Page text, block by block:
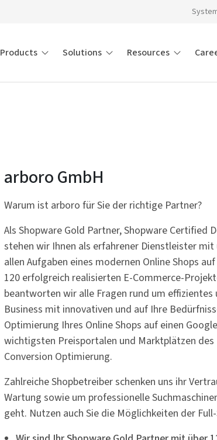
Products Solutions Resources
arboro GmbH
Warum ist arboro für Sie der richtige Partner?
Als Shopware Gold Partner, Shopware Certified
stehen wir Ihnen als erfahrener Dienstleister mit
allen Aufgaben eines modernen Online Shops
120 erfolgreich realisierten E-Commerce-
beantworten wir alle Fragen rund um
Business mit innovativen und auf Ihre
Optimierung Ihres Online Shops auf einen
wichtigsten Preisportalen und Marktplätzen
Conversion Optimierung.
Zahlreiche Shopbetreiber schenken uns ihr
Wartung sowie um professionelle
geht. Nutzen auch Sie die Möglichkeiten der